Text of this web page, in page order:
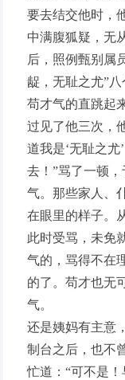
要去结交他时，
中满腹狐疑，无
后，照例甄别属
龊，无耻之尤”
苟才气的直跳起
过见了他三次，
道我是‘无耻之
去！”骂了一顿
气。那些家人、
在眼里的样子。
此时受骂，未免
气的，骂得不在
的了。苟才也无
气。
还是姨妈有主意
制台之后，也不
忙道：“可不是